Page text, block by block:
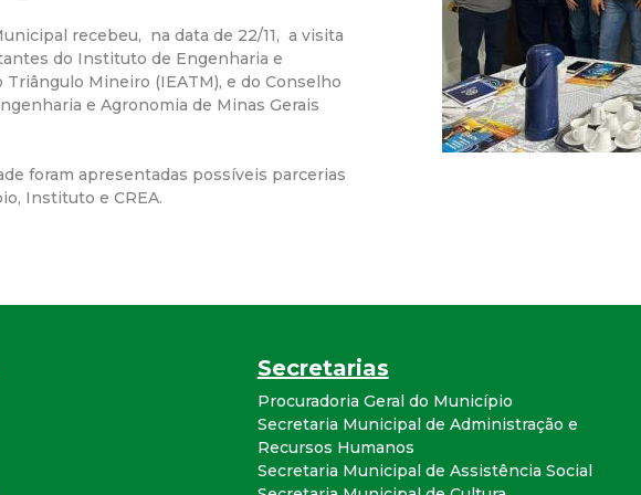
r
a
i
c
i
p
recebeu, na data de 22/11, a visita
do Instituto de Engenharia e
Triângulo Mineiro (IEATM), e do Conselho
e Agronomia de Minas Gerais
foram apresentadas possíveis parcerias
Instituto e CREA.
Secretarias
Procuradoria Geral do Município
Secretaria Municipal de Administração e
Recursos Humanos
Secretaria Municipal de Assistência Social